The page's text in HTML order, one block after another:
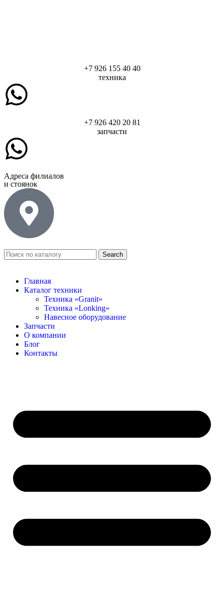
+7 926 155 40 40
техника
+7 926 420 20 81
запчасти
Адреса филиалов
и стоянок
Search
Главная
Каталог техники
Техника «Granit»
Техника «Lonking»
Навесное оборудование
Запчасти
О компании
Блог
Контакты